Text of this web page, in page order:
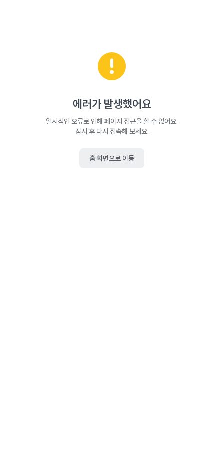
에러가 발생했어요
일시적인 오류로 인해 페이지 접근을 할 수 없어요.
잠시 후 다시 접속해 보세요.
홈 화면으로 이동